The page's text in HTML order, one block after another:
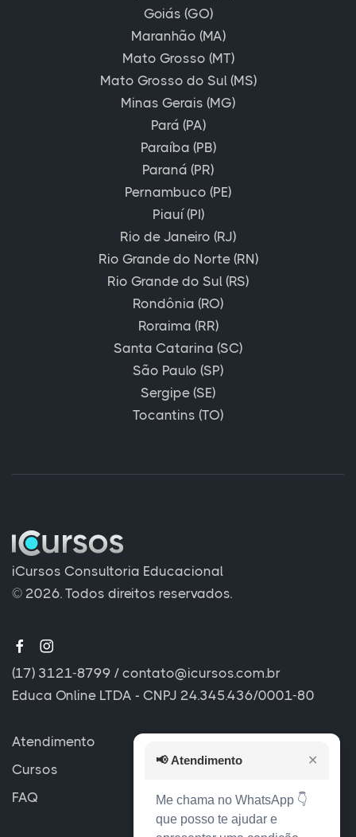
Goiás (GO)
Maranhão (MA)
Mato Grosso (MT)
Mato Grosso do Sul (MS)
Minas Gerais (MG)
Pará (PA)
Paraíba (PB)
Paraná (PR)
Pernambuco (PE)
Piauí (PI)
Rio de Janeiro (RJ)
Rio Grande do Norte (RN)
Rio Grande do Sul (RS)
Rondônia (RO)
Roraima (RR)
Santa Catarina (SC)
São Paulo (SP)
Sergipe (SE)
Tocantins (TO)
iCursos Consultoria Educacional
© 2026. Todos direitos reservados.
(17) 3121-8799 / contato@icursos.com.br
Educa Online LTDA - CNPJ 24.345.436/0001-80
Atendimento
Cursos
FAQ
📢 Atendimento ✕
Me chama no WhatsApp 👇
que posso te ajudar e